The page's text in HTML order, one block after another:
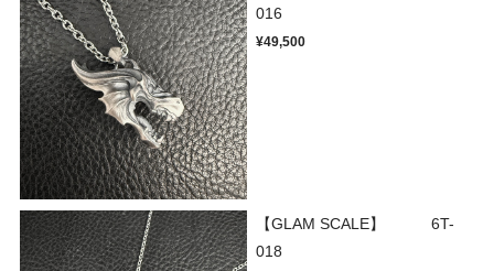
016
¥49,500
【GLAM SCALE】 6T-
018